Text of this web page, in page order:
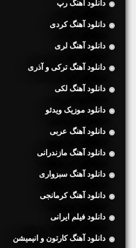
دانلود آهنگ رپ
دانلود آهنگ کردی
دانلود آهنگ لری
دانلود آهنگ ترکی و آذری
دانلود آهنگ لکی
دانلود موزیک ویدئو
دانلود آهنگ عربی
دانلود آهنگ مازندرانی
دانلود آهنگ سبزواری
دانلود آهنگ کرمانجی
دانلود فیلم ایرانی
دانلود آهنگ کارتون و انیمیشن